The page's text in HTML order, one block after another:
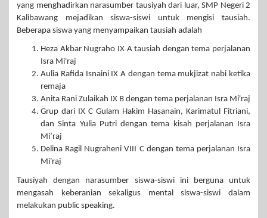
yang menghadirkan narasumber tausiyah dari luar, SMP Negeri 2
Kalibawang mejadikan siswa-siswi untuk mengisi tausiah.
Beberapa siswa yang menyampaikan tausiah adalah
Heza Akbar Nugraho IX A tausiah dengan tema perjalanan
Isra Mi'raj
Aulia Rafida Isnaini IX A dengan tema mukjizat nabi ketika
remaja
Anita Rani Zulaikah IX B dengan tema perjalanan Isra Mi'raj
Grup dari IX C Gulam Hakim Hasanain, Karimatul Fitriani,
dan Sinta Yulia Putri dengan tema kisah perjalanan Isra
Mi’raj
Delina Ragil Nugraheni VIII C dengan tema perjalanan Isra
Mi'raj
Tausiyah dengan narasumber siswa-siswi ini berguna untuk
mengasah keberanian sekaligus mental siswa-siswi dalam
melakukan public speaking.